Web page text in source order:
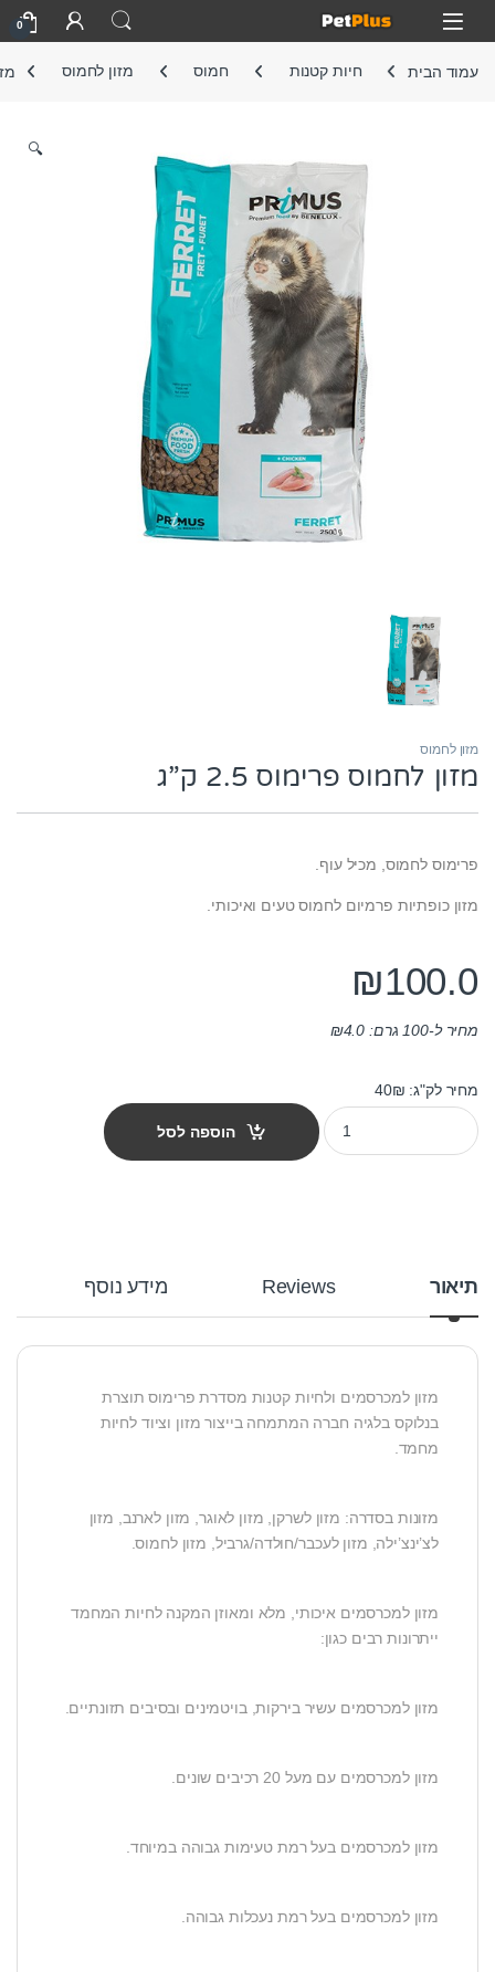
Skip to navigation
Skip to content
Open
0
עמוד הבית חיות קטנות חמוס מזון לחמוס
🔍
מזון לחמוס
מזון לחמוס פרימוס 2.5 ק”ג
פרימוס לחמוס, מכיל עוף.
מזון כופתיות פרמיום לחמוס טעים ואיכותי.
₪100.0
מחיר ל-100 גרם: ₪4.0
מחיר לק"ג: 40₪
מזון לחמוס פרימוס 2.5 ק"ג quantity
הוספה לסל
תיאור Reviews מידע נוסף
מזון למכרסמים ולחיות קטנות מסדרת פרימוס תוצרת
בנלוקס בלגיה חברה המתמחה בייצור מזון וציוד לחיות
מחמד.
מזונות בסדרה: מזון לשרקן, מזון לאוגר, מזון לארנב, מזון
לצ’ינצ’ילה, מזון לעכבר/חולדה/גרביל, מזון לחמוס.
מזון למכרסמים איכותי, מלא ומאוזן המקנה לחיות המחמד
ייתרונות רבים כגון:
מזון למכרסמים עשיר בירקות, בויטמינים ובסיבים תזונתיים.
מזון למכרסמים עם מעל 20 רכיבים שונים.
מזון למכרסמים בעל רמת טעימות גבוהה במיוחד.
מזון למכרסמים בעל רמת נעכלות גבוהה.